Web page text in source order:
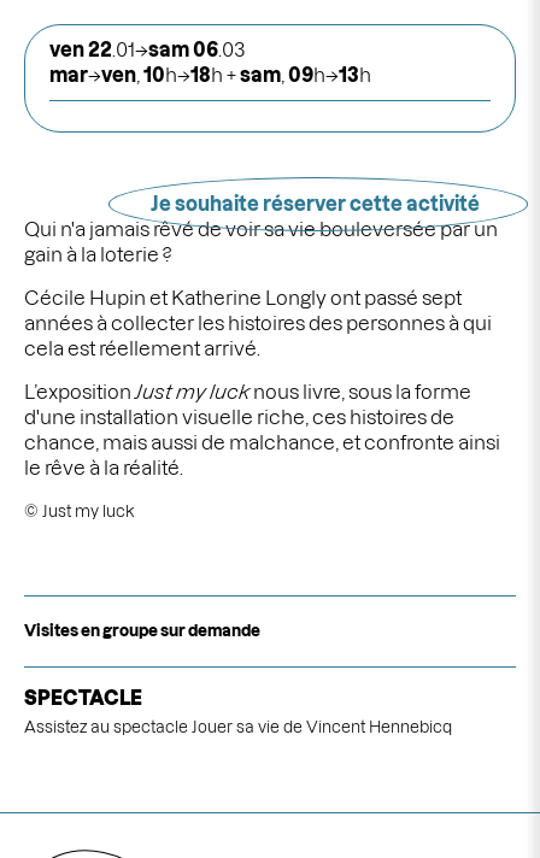
Qui n'a jamais rêvé de voir sa vie bouleversée par un
gain à la loterie ?
Cécile Hupin et Katherine Longly ont passé sept
années à collecter les histoires des personnes à qui
cela est réellement arrivé.
L’exposition Just my lucknous livre, sous la forme
d'une installation visuelle riche, ces histoires de
chance, mais aussi de malchance, et confronte ainsi
le rêve à la réalité.
© Just my luck
Visites en groupe sur demande
SPECTACLE
Assistez au spectacle Jouer sa vie de Vincent Hennebicq
ven 22 .01→sam06 .03
mar→ven 10h→18h +sam 09h→13h
Je souhaite réserver cette activité